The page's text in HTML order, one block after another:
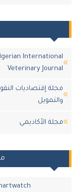
Algerian
Veterinary
إقتصاديات النقود
اﻷكاديمي
Smartwatch